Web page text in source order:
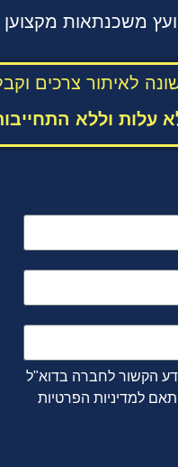
משכנתאות
לאיתור צרכים
עלות וללא
הקשור לחברה בדוא"ל
למדיניות הפרטיות